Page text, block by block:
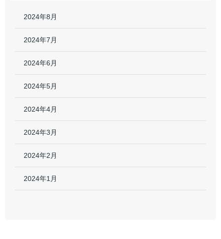
2024年8月
2024年7月
2024年6月
2024年5月
2024年4月
2024年3月
2024年2月
2024年1月